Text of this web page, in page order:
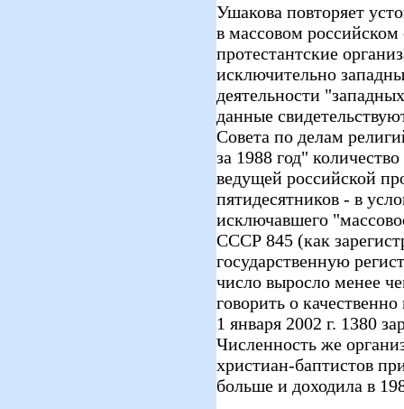
Ушакова повторяет
в массовом российском
протестантские
исключительно
деятельности
данные
Совета по делам
за 1988 год"
ведущей российской
пятидесятников - в
исключавшего
СССР 845 (как
государственную
число выросло менее
говорить о
1 января 2002 г. 1380
Численность же
христиан-баптистов
больше и доходила в